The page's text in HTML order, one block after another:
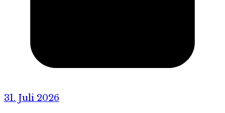
31. Juli 2026